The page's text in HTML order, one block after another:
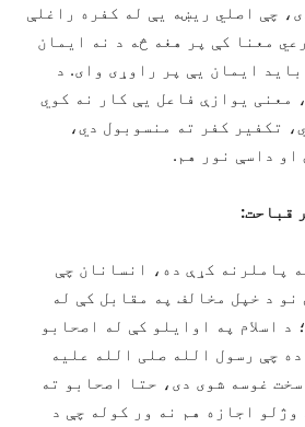
چې اصلي ریښه يې له کفره راغلې
معنا کې پر هغه څه د نه ایمان
ایمان يې پر راوړی وای. د
معنی یوازې فاعل يې کار نه کوي
تکفیر کفر ته منسوبول دي،
او داسې نور هم.
قباحت:
پاملرنه کړې ده، انسانان چې
د خپل مخالف په مقابل کې له
د اسلام په اوایلو کې له اصحابو
چې رسول الله صلی الله علیه
غوسه شوی دی، حتا اصحابو ته
وژلو اجازه هم نه ور کوله چې د